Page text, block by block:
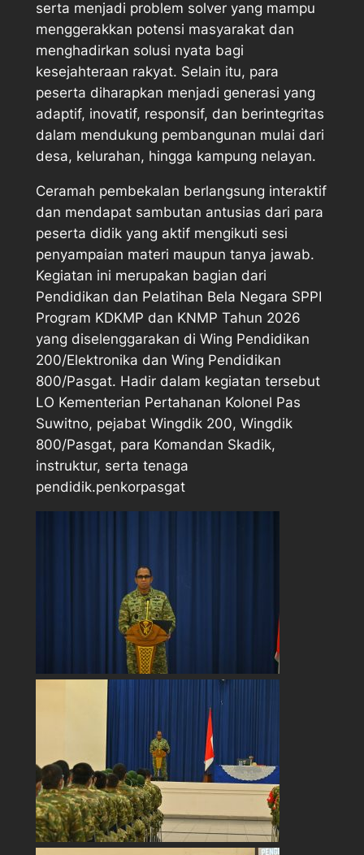
serta menjadi problem solver yang mampu
menggerakkan potensi masyarakat dan
menghadirkan solusi nyata bagi
kesejahteraan rakyat. Selain itu, para
peserta diharapkan menjadi generasi yang
adaptif, inovatif, responsif, dan berintegritas
dalam mendukung pembangunan mulai dari
desa, kelurahan, hingga kampung nelayan.
Ceramah pembekalan berlangsung interaktif
dan mendapat sambutan antusias dari para
peserta didik yang aktif mengikuti sesi
penyampaian materi maupun tanya jawab.
Kegiatan ini merupakan bagian dari
Pendidikan dan Pelatihan Bela Negara SPPI
Program KDKMP dan KNMP Tahun 2026
yang diselenggarakan di Wing Pendidikan
200/Elektronika dan Wing Pendidikan
800/Pasgat. Hadir dalam kegiatan tersebut
LO Kementerian Pertahanan Kolonel Pas
Suwitno, pejabat Wingdik 200, Wingdik
800/Pasgat, para Komandan Skadik,
instruktur, serta tenaga
pendidik.penkorpasgat